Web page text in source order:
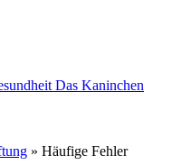
Das Kaninchen
» Häufige Fehler